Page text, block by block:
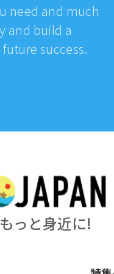
need and much
and build a
success.
っと身近に!